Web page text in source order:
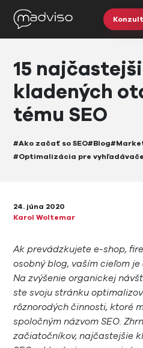
15
kladených
tému SEO
#Ako začať so SEO#Blog
#Optimalizácia pre vyhľadávače
24. júna 2020
Karol Woltemar
Ak prevádzkujete e-shop,
osobný blog, vaším cieľom
Na zvýšenie organickej
ste svoju stránku
rôznorodých činnosti, ktoré
spoločným názvom SEO.
začiatočníkov, najčastejšie